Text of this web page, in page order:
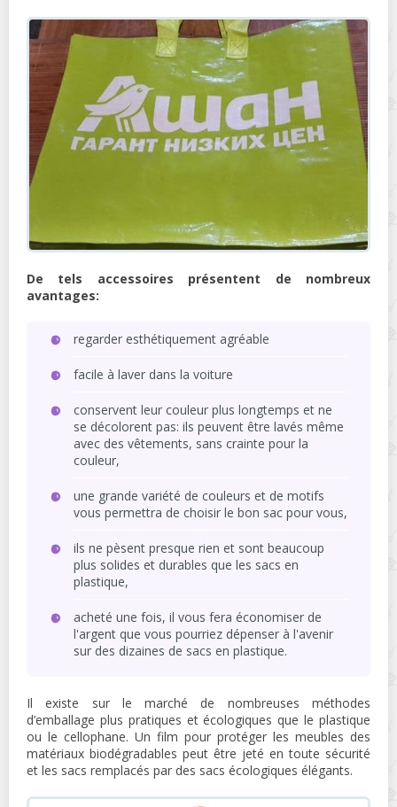
De tels accessoires présentent de nombreux
avantages:
regarder esthétiquement agréable
facile à laver dans la voiture
conservent leur couleur plus longtemps et ne
se décolorent pas: ils peuvent être lavés même
avec des vêtements, sans crainte pour la
couleur,
une grande variété de couleurs et de motifs
vous permettra de choisir le bon sac pour vous,
ils ne pèsent presque rien et sont beaucoup
plus solides et durables que les sacs en
plastique,
acheté une fois, il vous fera économiser de
l'argent que vous pourriez dépenser à l'avenir
sur des dizaines de sacs en plastique.
Il existe sur le marché de nombreuses méthodes
d’emballage plus pratiques et écologiques que le plastique
ou le cellophane. Un film pour protéger les meubles des
matériaux biodégradables peut être jeté en toute sécurité
et les sacs remplacés par des sacs écologiques élégants.